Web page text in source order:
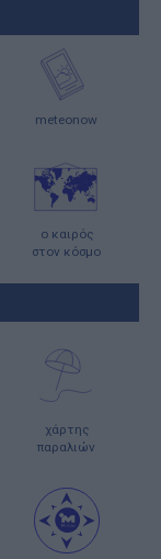
meteonow
ο καιρός
στον κόσμο
χάρτης
παραλιών